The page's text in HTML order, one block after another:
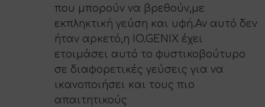
που μπορούν να βρεθούν,με
εκπληκτική γεύση και υφή.Αν αυτό δεν
ήταν αρκετό,η IO.GENIX έχει
ετοιμάσει αυτό το φυστικοβούτυρο
σε διαφορετικές γεύσεις για να
ικανοποιήσει και τους πιο
απαιτητικούς